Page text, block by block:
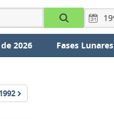
2026 Fases Lunares
1992